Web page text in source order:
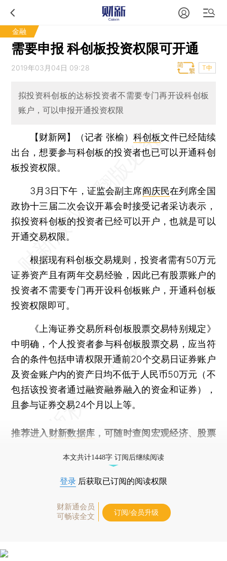
金融
需要申报 科创板投资权限可开通
2019年03月04日 09:28 T中
拟投资科创板的达标投资者不需要专门再开设科创板
账户，可以申报开通投资权限
【财新网】（记者 张榆） 科创板文件已经陆续
出台，想要参与科创板的投资者也已可以开通科创
板投资权限。
3月3日下午，证监会副主席阎庆民在列席全国
政协十三届二次会议开幕会时接受记者采访表示，
拟投资科创板的投资者已经可以开户，也就是可以
开通交易权限。
根据现有科创板交易规则，投资者需有50万元
证券资产且有两年交易经验，因此已有股票账户的
投资者不需要专门再开设科创板账户，开通科创板
投资权限即可。
《上海证券交易所科创板股票交易特别规定》
中明确，个人投资者参与科创板股票交易，应当符
合的条件包括申请权限开通前20个交易日证券账户
及资金账户内的资产日均不低于人民币50万元（不
包括该投资者通过融资融券融入的资金和证券），
且参与证券交易24个月以上等。
推荐进入 财新数据库 ，可随时查阅宏观经济、股票
本文共计1448字 订阅后继续阅读
登录 后获取已订阅的阅读权限
财新通会员
可畅读全文
订阅/会员升级